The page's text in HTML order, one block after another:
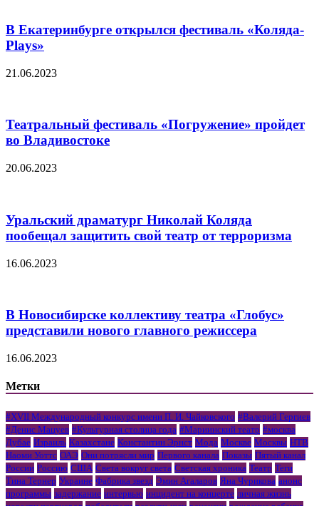
В Екатеринбурге открылся фестиваль «Коляда-
Plays»
21.06.2023
Театральный фестиваль «Погружение» пройдет
во Владивостоке
20.06.2023
Уральский драматург Николай Коляда
пообещал защитить свой театр от терроризма
16.06.2023
В Новосибирске коллективу театра «Глобус»
представили нового главного режиссера
16.06.2023
Метки
#XVII Международный конкурс имени П. И. Чайковского #Валерий Гергиев
#Денис Мацуев #Культурная столица года #Мариинский театр #москва
Дубае Израиль Казахстане Константин Эрнст Мода Москве Москвы НТВ
Наоми Уоттс ОАЭ Они потрясли мир Первого канала Показы Пятый канал
России Россию США Света вокруг света Светская хроника Театр Теги
Тина Тернер Украине Фабрика звезд Эмин Агаларов Яна Чурикова анонс
программы задержание интервью инцидент на концерте личная жизнь